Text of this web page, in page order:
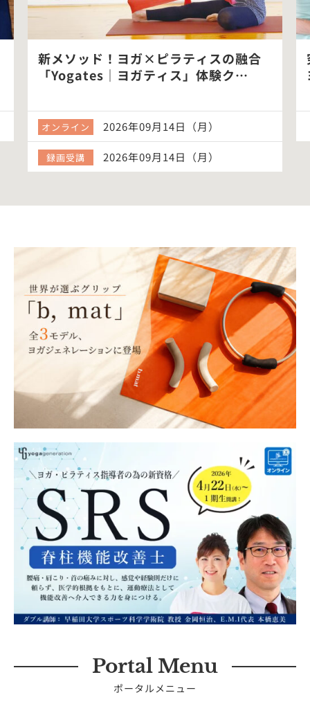
新メソッド！ヨガ×ピラティスの融合
「Yogates｜ヨガティス」体験ク…
オンライン 2026年09月14日（月）
録画受講 2026年09月14日（月）
Portal Menu
ポータルメニュー